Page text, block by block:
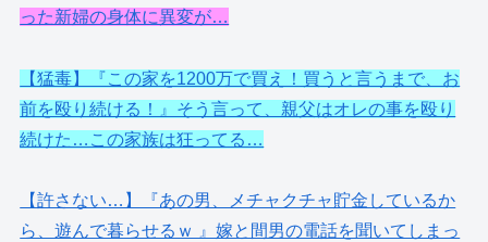
った新婦の身体に異変が…
【猛毒】『この家を1200万で買え！買うと言うまで、お
前を殴り続ける！』そう言って、親父はオレの事を殴り
続けた…この家族は狂ってる…
【許さない…】『あの男、メチャクチャ貯金しているか
ら、遊んで暮らせるｗ 』嫁と間男の電話を聞いてしまっ